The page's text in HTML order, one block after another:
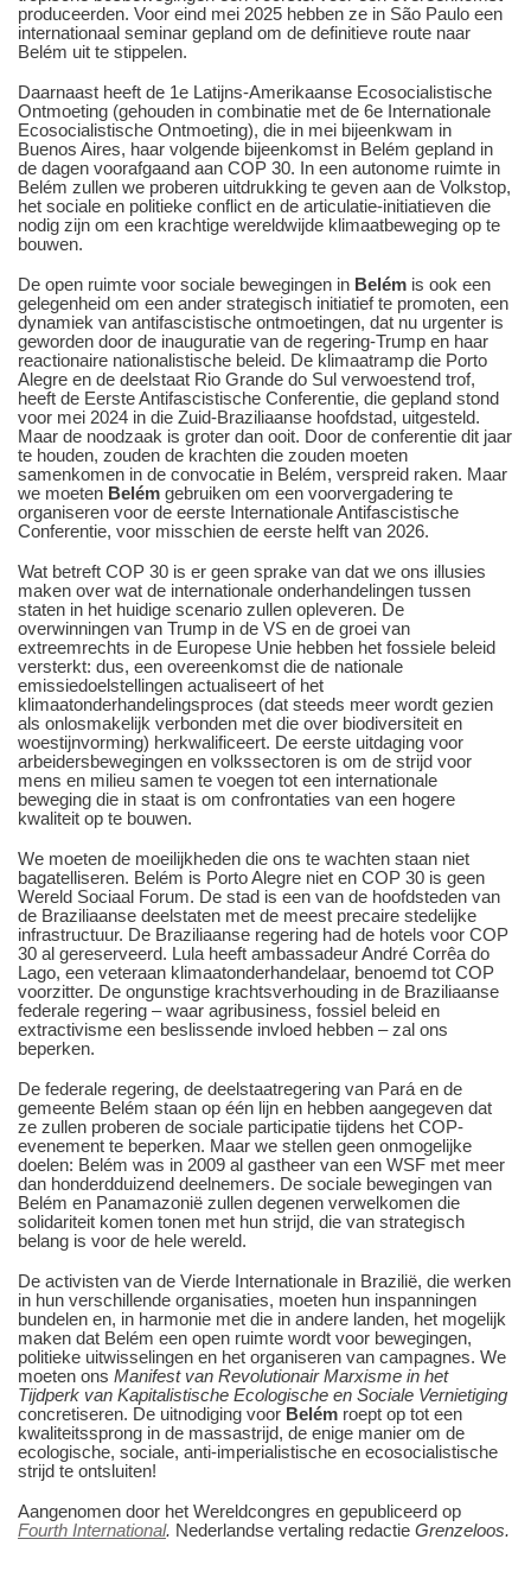
produceerden. Voor eind mei 2025 hebben ze in São Paulo een
internationaal seminar gepland om de definitieve route naar
Belém uit te stippelen.
Daarnaast heeft de 1e Latijns-Amerikaanse Ecosocialistische
Ontmoeting (gehouden in combinatie met de 6e Internationale
Ecosocialistische Ontmoeting), die in mei bijeenkwam in
Buenos Aires, haar volgende bijeenkomst in Belém gepland in
de dagen voorafgaand aan COP 30. In een autonome ruimte in
Belém zullen we proberen uitdrukking te geven aan de Volkstop,
het sociale en politieke conflict en de articulatie-initiatieven die
nodig zijn om een krachtige wereldwijde klimaatbeweging op te
bouwen.
De open ruimte voor sociale bewegingen in Belém is ook een
gelegenheid om een ander strategisch initiatief te promoten, een
dynamiek van antifascistische ontmoetingen, dat nu urgenter is
geworden door de inauguratie van de regering-Trump en haar
reactionaire nationalistische beleid. De klimaatramp die Porto
Alegre en de deelstaat Rio Grande do Sul verwoestend trof,
heeft de Eerste Antifascistische Conferentie, die gepland stond
voor mei 2024 in die Zuid-Braziliaanse hoofdstad, uitgesteld.
Maar de noodzaak is groter dan ooit. Door de conferentie dit jaar
te houden, zouden de krachten die zouden moeten
samenkomen in de convocatie in Belém, verspreid raken. Maar
we moeten Belém gebruiken om een voorvergadering te
organiseren voor de eerste Internationale Antifascistische
Conferentie, voor misschien de eerste helft van 2026.
Wat betreft COP 30 is er geen sprake van dat we ons illusies
maken over wat de internationale onderhandelingen tussen
staten in het huidige scenario zullen opleveren. De
overwinningen van Trump in de VS en de groei van
extreemrechts in de Europese Unie hebben het fossiele beleid
versterkt: dus, een overeenkomst die de nationale
emissiedoelstellingen actualiseert of het
klimaatonderhandelingsproces (dat steeds meer wordt gezien
als onlosmakelijk verbonden met die over biodiversiteit en
woestijnvorming) herkwalificeert. De eerste uitdaging voor
arbeidersbewegingen en volkssectoren is om de strijd voor
mens en milieu samen te voegen tot een internationale
beweging die in staat is om confrontaties van een hogere
kwaliteit op te bouwen.
We moeten de moeilijkheden die ons te wachten staan niet
bagatelliseren. Belém is Porto Alegre niet en COP 30 is geen
Wereld Sociaal Forum. De stad is een van de hoofdsteden van
de Braziliaanse deelstaten met de meest precaire stedelijke
infrastructuur. De Braziliaanse regering had de hotels voor COP
30 al gereserveerd. Lula heeft ambassadeur André Corrêa do
Lago, een veteraan klimaatonderhandelaar, benoemd tot COP
voorzitter. De ongunstige krachtsverhouding in de Braziliaanse
federale regering – waar agribusiness, fossiel beleid en
extractivisme een beslissende invloed hebben – zal ons
beperken.
De federale regering, de deelstaatregering van Pará en de
gemeente Belém staan op één lijn en hebben aangegeven dat
ze zullen proberen de sociale participatie tijdens het COP-
evenement te beperken. Maar we stellen geen onmogelijke
doelen: Belém was in 2009 al gastheer van een WSF met meer
dan honderdduizend deelnemers. De sociale bewegingen van
Belém en Panamazonië zullen degenen verwelkomen die
solidariteit komen tonen met hun strijd, die van strategisch
belang is voor de hele wereld.
De activisten van de Vierde Internationale in Brazilië, die werken
in hun verschillende organisaties, moeten hun inspanningen
bundelen en, in harmonie met die in andere landen, het mogelijk
maken dat Belém een open ruimte wordt voor bewegingen,
politieke uitwisselingen en het organiseren van campagnes. We
moeten ons Manifest van Revolutionair Marxisme in het
Tijdperk van Kapitalistische Ecologische en Sociale Vernietiging
concretiseren. De uitnodiging voor Belém roept op tot een
kwaliteitssprong in de massastrijd, de enige manier om de
ecologische, sociale, anti-imperialistische en ecosocialistische
strijd te ontsluiten!
Aangenomen door het Wereldcongres en gepubliceerd op
Fourth International. Nederlandse vertaling redactie Grenzeloos.